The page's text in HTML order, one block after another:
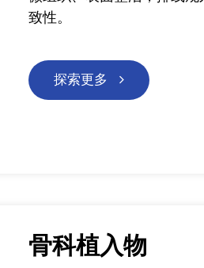
致性。
探索更多
骨科植入物